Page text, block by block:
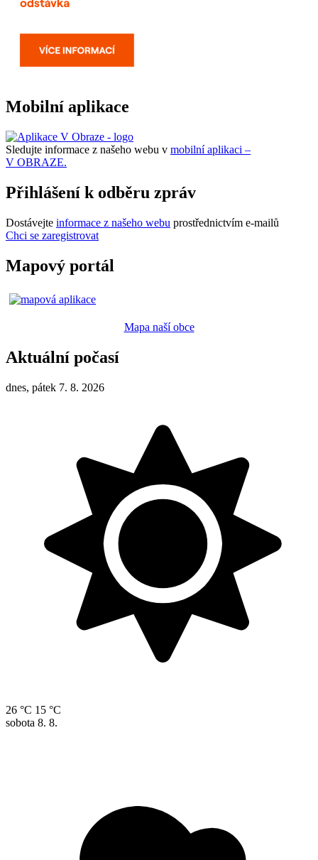
Mobilní aplikace
Sledujte informace z našeho webu v mobilní aplikaci –
V OBRAZE.
Přihlášení k odběru zpráv
Dostávejte informace z našeho webu prostřednictvím e-mailů
Chci se zaregistrovat
Mapový portál
Mapa naší obce
Aktuální počasí
dnes, pátek 7. 8. 2026
26 °C 15 °C
sobota 8. 8.